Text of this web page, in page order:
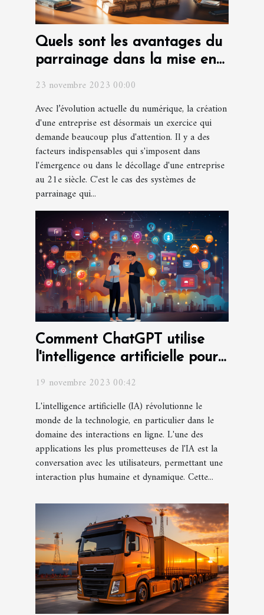
Quels sont les avantages du
parrainage dans la mise en
place d'une entreprise ?
23 novembre 2023 00:00
Avec l’évolution actuelle du numérique, la création
d'une entreprise est désormais un exercice qui
demande beaucoup plus d'attention. Il y a des
facteurs indispensables qui s'imposent dans
l'émergence ou dans le décollage d'une entreprise
au 21e siècle. C'est le cas des systèmes de
parrainage qui...
Comment ChatGPT utilise
l'intelligence artificielle pour
19 novembre 2023 00:42
L'intelligence artificielle (IA) révolutionne le
monde de la technologie, en particulier dans le
domaine des interactions en ligne. L'une des
applications les plus prometteuses de l'IA est la
conversation avec les utilisateurs, permettant une
interaction plus humaine et dynamique. Cette...